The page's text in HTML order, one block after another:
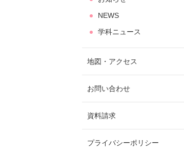
NEWS
学科ニュース
地図・アクセス
お問い合わせ
資料請求
プライバシーポリシー